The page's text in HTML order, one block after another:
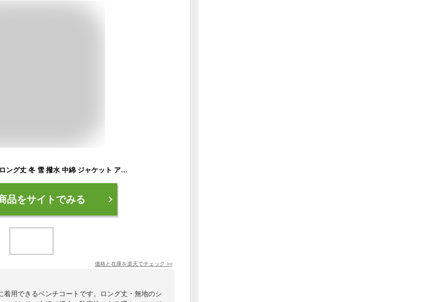
ベンチコート コート ロング丈 冬 雪 撥水 中綿 ジャケット アウター レディース メンズ ユニセックス 男女兼用 お揃い 無地 ゴルフ スポーツ観戦 運動 部活 防寒 イベント フード付き ゆったり 大きめ 暖か あったか ロングコート アウトドア 無地 長め 2412ss
品をサイトでみる
価格と在庫を楽天でチェック >>
着用できるベンチコートです。ロング丈・無地のシ